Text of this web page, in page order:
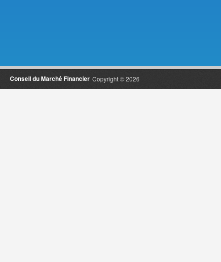
Copyright © 2026
Conseil du Marché Financier